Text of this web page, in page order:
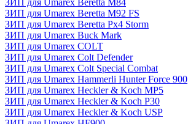
ЗИП для Umarex Beretta M84
ЗИП для Umarex Beretta M92 FS
ЗИП для Umarex Beretta Px4 Storm
ЗИП для Umarex Buck Mark
ЗИП для Umarex COLT
ЗИП для Umarex Colt Defender
ЗИП для Umarex Colt Special Combat
ЗИП для Umarex Hammerli Hunter Force 900
ЗИП для Umarex Heckler & Koch MP5
ЗИП для Umarex Heckler & Koch P30
ЗИП для Umarex Heckler & Koch USP